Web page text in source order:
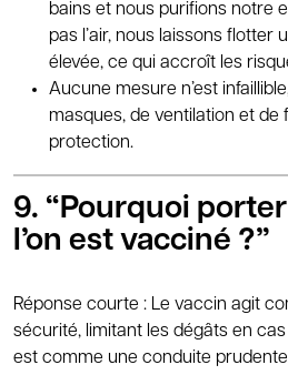
bains et nous purifions notre
pas l’air, nous laissons flotter
élevée, ce qui accroît les
Aucune mesure n’est
masques, de ventilation et de
protection.
9. “Pourquoi
l’on est vacciné ?”
Réponse courte : Le vaccin agit
sécurité, limitant les dégâts en
est comme une conduite